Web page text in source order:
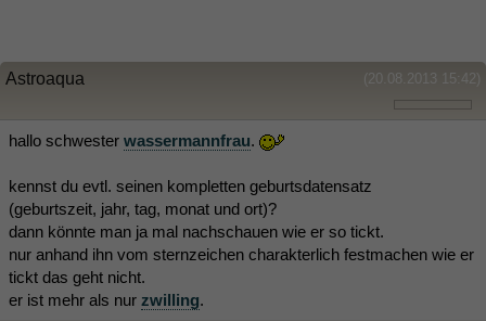
(20.08.2013 15:42)
Astroaqua
hallo schwester wassermannfrau.
kennst du evtl. seinen kompletten geburtsdatensatz
(geburtszeit, jahr, tag, monat und ort)?
dann könnte man ja mal nachschauen wie er so tickt.
nur anhand ihn vom sternzeichen charakterlich festmachen wie er
tickt das geht nicht.
er ist mehr als nur zwilling.